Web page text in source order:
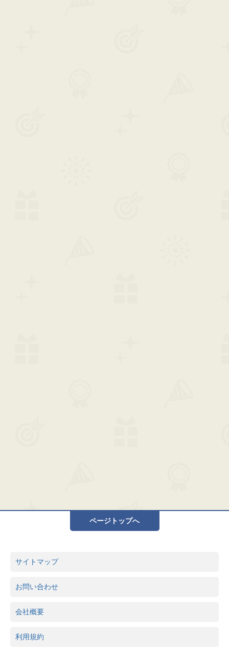
ページトップへ
サイトマップ
お問い合わせ
会社概要
利用規約